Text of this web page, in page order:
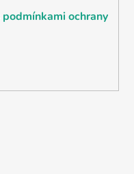
podmínkami ochrany